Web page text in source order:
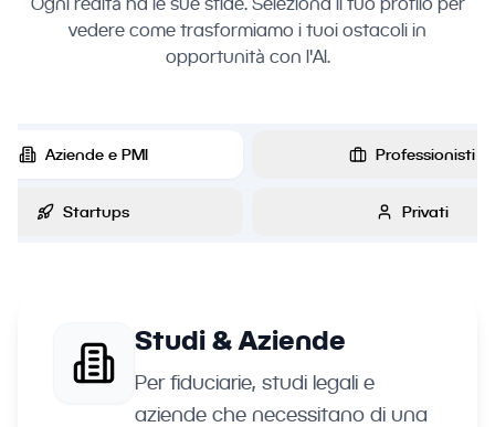
vedere come trasformiamo i tuoi ostacoli in
opportunità con l'AI.
Aziende e PMI Professionisti
Startups Privati
Studi & Aziende
Per fiduciarie, studi legali e
aziende che necessitano di una